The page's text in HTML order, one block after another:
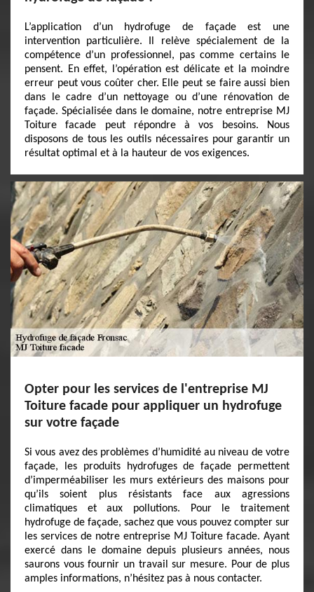
L’application d’un hydrofuge de façade est une
intervention particulière. Il relève spécialement de la
compétence d’un professionnel, pas comme certains le
pensent. En effet, l’opération est délicate et la moindre
erreur peut vous coûter cher. Elle peut se faire aussi bien
dans le cadre d’un nettoyage ou d’une rénovation de
façade. Spécialisée dans le domaine, notre entreprise MJ
Toiture facade peut répondre à vos besoins. Nous
disposons de tous les outils nécessaires pour garantir un
résultat optimal et à la hauteur de vos exigences.
Opter pour les services de l'entreprise MJ
Toiture facade pour appliquer un hydrofuge
sur votre façade
Si vous avez des problèmes d’humidité au niveau de votre
façade, les produits hydrofuges de façade permettent
d’imperméabiliser les murs extérieurs des maisons pour
qu’ils soient plus résistants face aux agressions
climatiques et aux pollutions. Pour le traitement
hydrofuge de façade, sachez que vous pouvez compter sur
les services de notre entreprise MJ Toiture facade. Ayant
exercé dans le domaine depuis plusieurs années, nous
saurons vous fournir un travail sur mesure. Pour de plus
amples informations, n’hésitez pas à nous contacter.